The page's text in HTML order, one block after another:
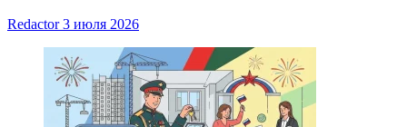
Redactor3 июля 2026